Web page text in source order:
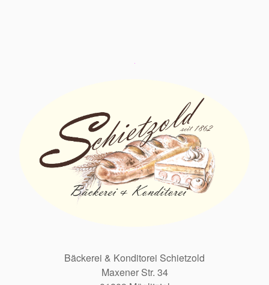
Bäckerei & Konditorei Schietzold
Maxener Str. 34